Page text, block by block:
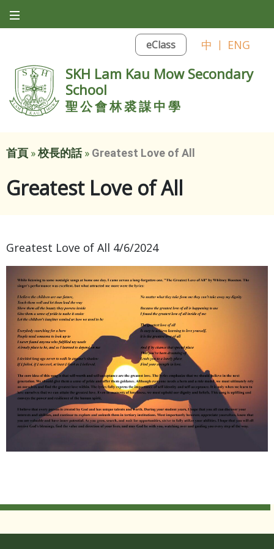
eClass 中 | ENG
SKH Lam Kau Mow Secondary
School
聖公會林裘謀中學
首頁 »校長的話» Greatest Love of All
Greatest Love of All
Greatest Love of All 4/6/2024